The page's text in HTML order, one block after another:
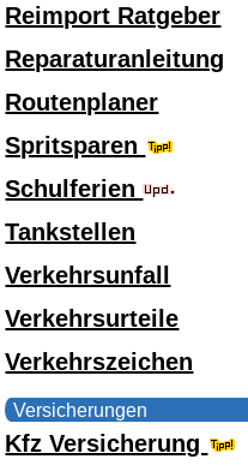
Reimport Ratgeber
Reparaturanleitung
Routenplaner
Spritsparen
Schulferien
Tankstellen
Verkehrsunfall
Verkehrsurteile
Verkehrszeichen
Versicherungen
Kfz Versicherung